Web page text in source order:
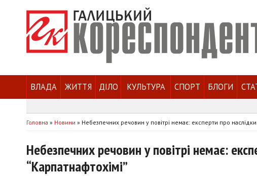
ВЛАДА ЖИТТЯ ДІЛО КУЛЬТУРА СПОРТ БЛОГИ
Головна » Новини » Небезпечних речовин у повітрі немає: експерти про наслідки
Небезпечних речовин у повітрі немає:
“Карпатнафтохімі”